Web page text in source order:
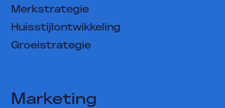
Merkstrategie
Huisstijlontwikkeling
Groeistrategie
Marketing